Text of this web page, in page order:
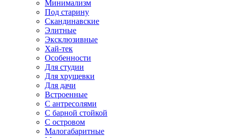
Минимализм
Под старину
Скандинавские
Элитные
Эксклюзивные
Хай-тек
Особенности
Для студии
Для хрущевки
Для дачи
Встроенные
С антресолями
С барной стойкой
С островом
Малогабаритные